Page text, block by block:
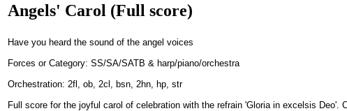
Angels' Carol (Full score)
Have you heard the sound of the angel voices
Forces or Category: SS/SA/SATB & harp/piano/orchestra
Orchestration: 2fl, ob, 2cl, bsn, 2hn, hp, str
Full score for the joyful carol of celebration with the refrain 'Gloria in excelsis Deo'.